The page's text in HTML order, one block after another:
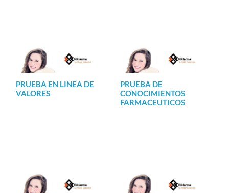
PRUEBA EN LINEA DE
VALORES
PRUEBA DE
CONOCIMIENTOS
FARMACEUTICOS